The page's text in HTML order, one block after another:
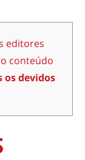
editores
conteúdo
os devidos